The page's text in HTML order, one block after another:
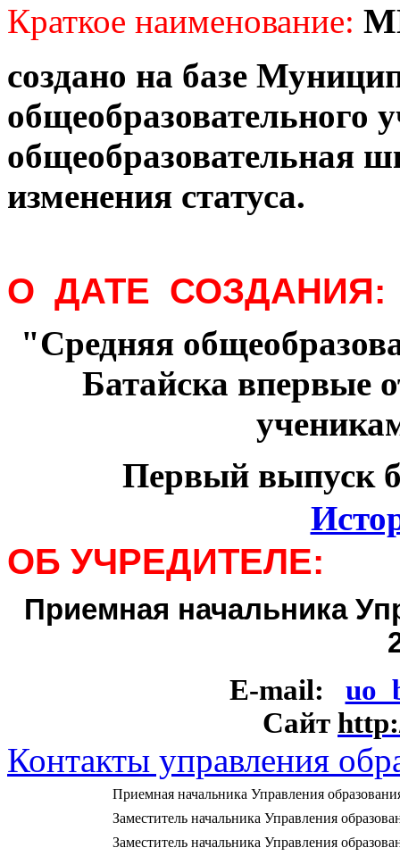
Краткое наименование:
создано на базе
общеобразовательного
общеобразовательная
изменения статуса.
О ДАТЕ СОЗДАНИЯ:
"Средняя
Батайска впервые
Первый выпуск
ОБ УЧРЕДИТЕЛЕ:
Приемная начальника
E-mail:
Сайт
Контакты управления
Приемная начальника Управления
Заместитель начальника Управления
Заместитель начальника Управления